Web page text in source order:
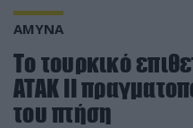
ΑΜΥΝΑ
Το τουρκικό
ATAK II
του πτήση